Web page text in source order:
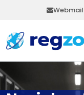
Webmail